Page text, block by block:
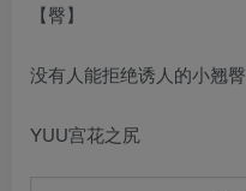
【臀】
没有人能拒绝诱人的小翘臀
YUU宫花之尻